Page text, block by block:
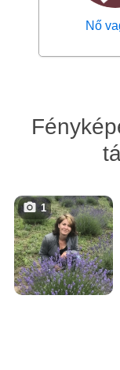
Nő
1